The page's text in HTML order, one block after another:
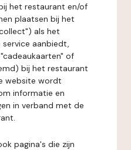
het restaurant en/of
plaatsen bij het
als het
service aanbiedt,
of
bij het restaurant
website wordt
informatie en
in verband met de
pagina's die zijn